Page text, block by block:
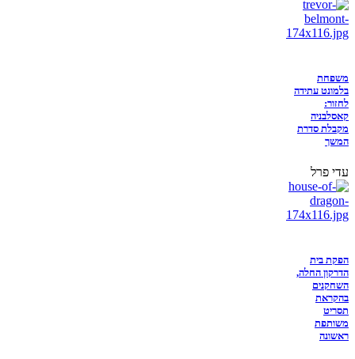
משפחת
בלמונט עתידה
לחזור:
קאסלבניה
מקבלת סדרת
המשך
עדי פרל
הפקת בית
הדרקון החלה,
השחקנים
בהקראת
תסריט
משותפת
ראשונה